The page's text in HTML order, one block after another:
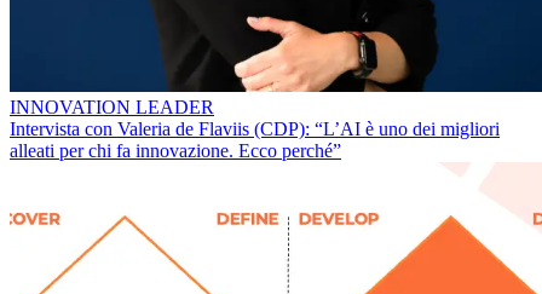
INNOVATION LEADER
Intervista con Valeria de Flaviis (CDP): “L’AI è uno dei migliori
alleati per chi fa innovazione. Ecco perché”